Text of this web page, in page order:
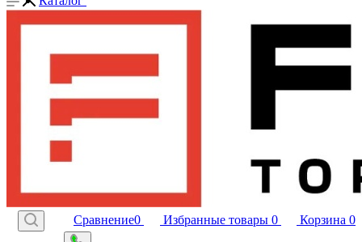
Сравнение0 Избранные товары 0 Корзина 0